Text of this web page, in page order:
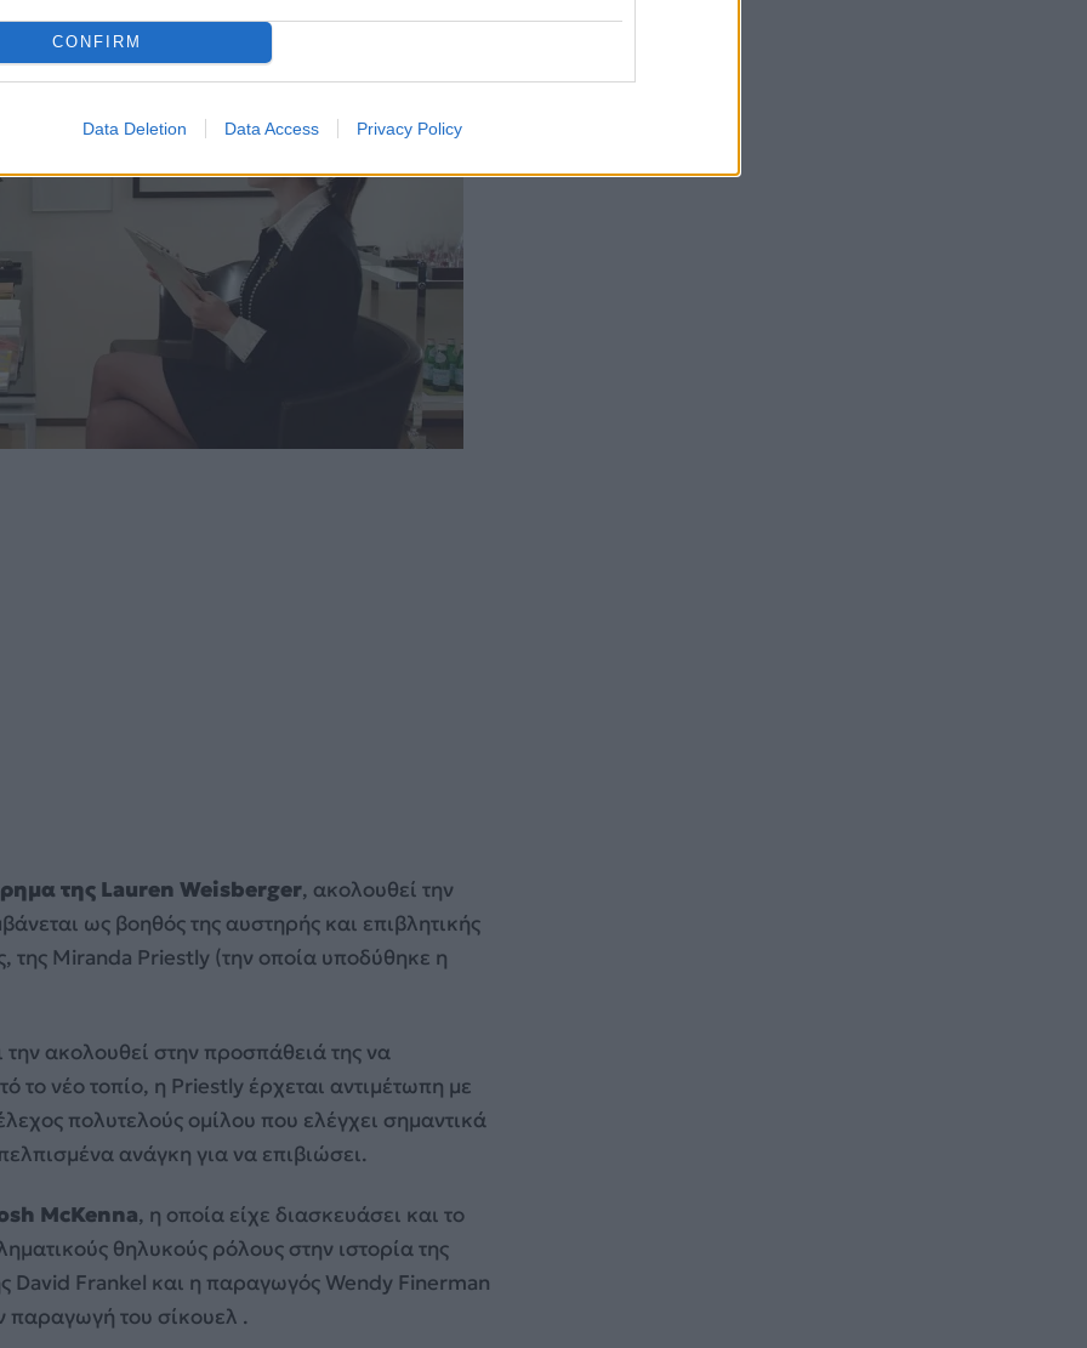
CONFIRM
Data Deletion Data Access Privacy Policy
της Lauren Weisberger, ακολουθεί την
ως βοηθός της αυστηρής και επιβλητικής
της Miranda Priestly (την οποία υποδύθηκε η
ακολουθεί στην προσπάθειά της να
το νέο τοπίο, η Priestly έρχεται αντιμέτωπη με
πολυτελούς ομίλου που ελέγχει σημαντικά
ανάγκη για να επιβιώσει.
McKenna, η οποία είχε διασκευάσει και το
θηλυκούς ρόλους στην ιστορία της
David Frankel και η παραγωγός Wendy Finerman
παραγωγή του σίκουελ .